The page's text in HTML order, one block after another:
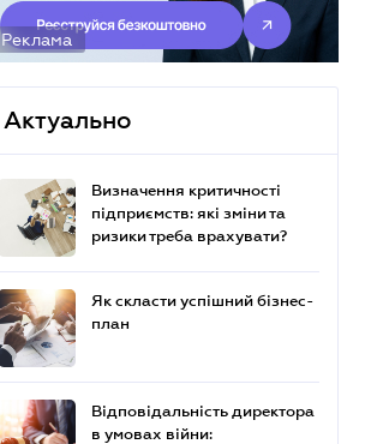
Реклама
Актуально
Визначення критичності
підприємств: які зміни та
ризики треба врахувати?
Як скласти успішний бізнес-
план
Відповідальність директора
в умовах війни: